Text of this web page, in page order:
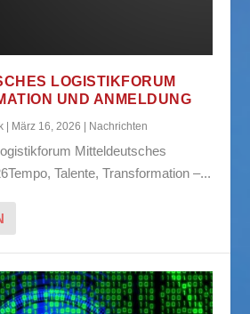
LOGISTIKFORUM
UND ANMELDUNG
März 16, 2026 Nachrichten
Mitteldeutsches
Talente, Transformation –...